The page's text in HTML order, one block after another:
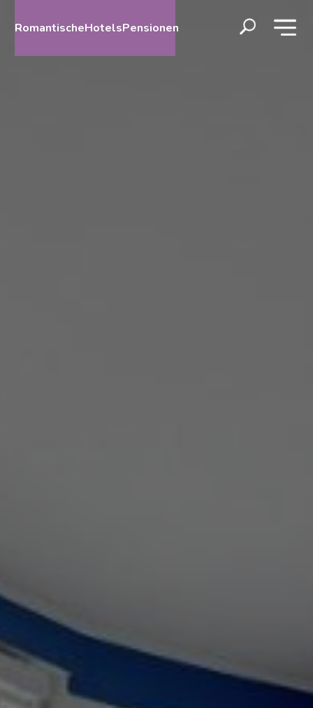
RomantischeHotelsPensionen